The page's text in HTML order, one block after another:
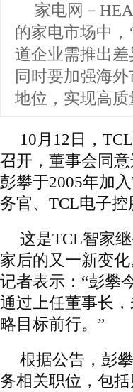
家电网－
的家电市场中
道企业需推出
同时要加强海
地位，实现高质
10月12日，
召开，董事会同
彭攀于2005年加
务官、TCL电子
这是TCL智家
家后的又一新变
记者表示：“彭攀
通过上任董事长
略目标前行。”
根据公告，彭
务相关职位，包